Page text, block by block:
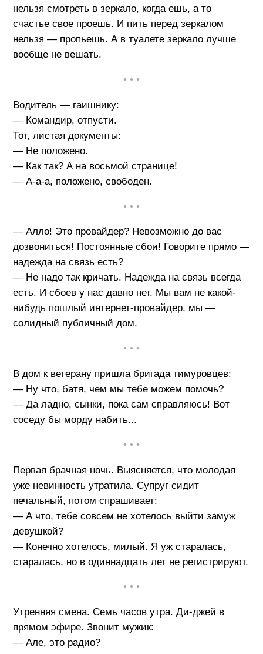
нельзя смотреть в зеркало, когда ешь, а то
счастье свое проешь. И пить перед зеркалом
нельзя — пропьешь. А в туалете зеркало лучше
вообще не вешать.
• • •
Водитель — гаишнику:
— Командир, отпусти.
Тот, листая документы:
— Не положено.
— Как так? А на восьмой странице!
— А-а-а, положено, свободен.
• • •
— Алло! Это провайдер? Невозможно до вас
дозвониться! Постоянные сбои! Говорите прямо —
надежда на связь есть?
— Не надо так кричать. Надежда на связь всегда
есть. И сбоев у нас давно нет. Мы вам не какой-
нибудь пошлый интернет-провайдер, мы —
солидный публичный дом.
• • •
В дом к ветерану пришла бригада тимуровцев:
— Ну что, батя, чем мы тебе можем помочь?
— Да ладно, сынки, пока сам справляюсь! Вот
соседу бы морду набить...
• • •
Первая брачная ночь. Выясняется, что молодая
уже невинность утратила. Супруг сидит
печальный, потом спрашивает:
— А что, тебе совсем не хотелось выйти замуж
девушкой?
— Конечно хотелось, милый. Я уж старалась,
старалась, но в одиннадцать лет не регистрируют.
• • •
Утренняя смена. Семь часов утра. Ди-джей в
прямом эфире. Звонит мужик:
— Але, это радио?